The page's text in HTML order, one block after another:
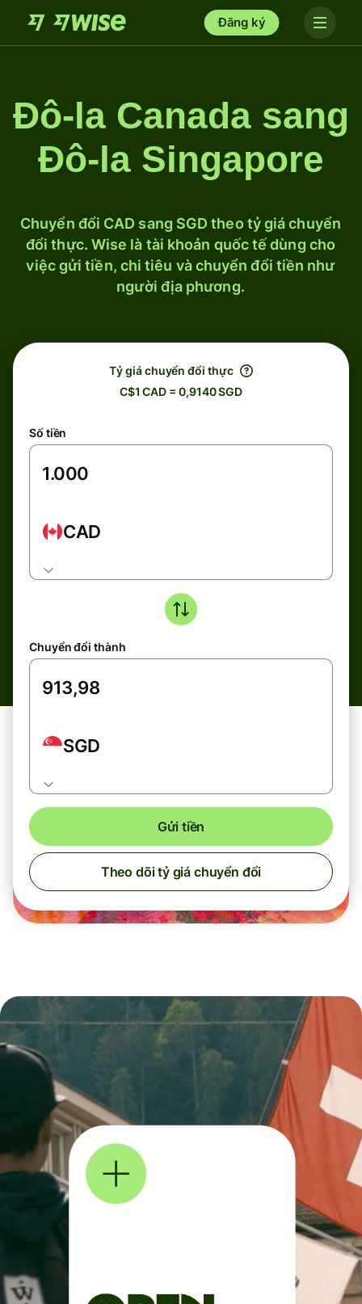
Đăng ký
Đô-la Canada sang
Đô-la Singapore
Chuyển đổi CAD sang SGD theo tỷ giá chuyển
đổi thực. Wise là tài khoản quốc tế dùng cho
việc gửi tiền, chi tiêu và chuyển đổi tiền như
người địa phương.
Tỷ giá chuyển đổi thực
C$1 CAD = 0,9140 SGD
Số tiền
CAD
Chuyển đổi thành
SGD
Gửi tiền
Theo dõi tỷ giá chuyển đổi